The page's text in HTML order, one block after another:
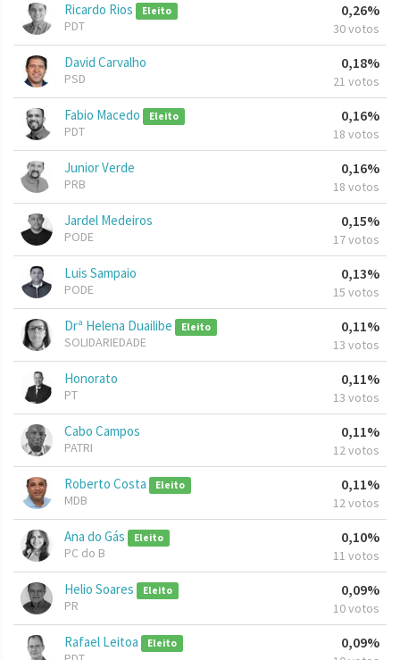
Ricardo Rios Eleito
PDT
0,26%
30 votos
David Carvalho
PSD
0,18%
21 votos
Fabio Macedo Eleito
PDT
0,16%
18 votos
Junior Verde
PRB
0,16%
18 votos
Jardel Medeiros
PODE
0,15%
17 votos
Luis Sampaio
PODE
0,13%
15 votos
Drª Helena Duailibe Eleito
SOLIDARIEDADE
0,11%
13 votos
Honorato
PT
0,11%
13 votos
Cabo Campos
PATRI
0,11%
12 votos
Roberto Costa Eleito
MDB
0,11%
12 votos
Ana do Gás Eleito
PC do B
0,10%
11 votos
Helio Soares Eleito
PR
0,09%
10 votos
Rafael Leitoa Eleito 0,09%